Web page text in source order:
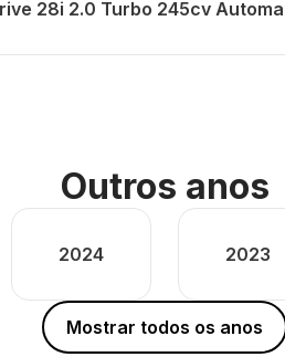
28i 2.0 Turbo 245cv
Outros anos
2024 2023
Mostrar todos os anos